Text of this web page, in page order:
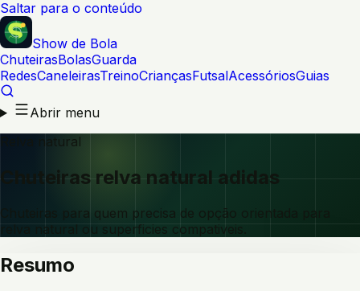
Saltar para o conteúdo
Show de Bola
ChuteirasBolasGuarda
RedesCaneleirasTreinoCriançasFutsalAcessóriosGuias
Abrir menu
Relva natural
Chuteiras relva natural adidas
Chuteiras para quem precisa de opção orientada para
relva natural ou superficies compativeis.
Resumo